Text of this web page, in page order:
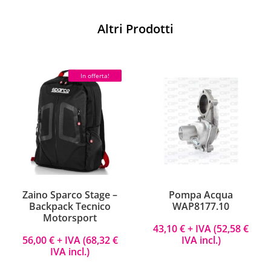
Altri Prodotti
In offerta!
Zaino Sparco Stage –
Backpack Tecnico
Motorsport
56,00€+ IVA (68,32€
IVA incl.)
Pompa Acqua
WAP8177.10
43,10€+ IVA (52,58€
IVA incl.)